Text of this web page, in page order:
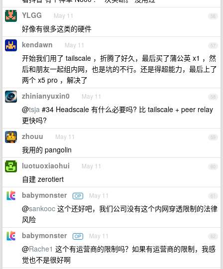
56
YLGG May 11
好像有很多这类的硬件
57
kendawn May 11
开始我们用了 tailscale ，折腾了好久，最后买了蒲公英 x1 ，然
后和朋友一起组内网，也是坑的不行。还是得超能力，最后上了
两个 x5 pro ，解决了
58
zhinianyuxin0 May 11
@tsja #34 Headscale 有什么必要吗? 比 tailscale + peer relay
更快吗?
59
zhouu May 11
我用的 pangolin
60
luotuoxiaohui May 11
自建 zerotiert
61
babymonster OP May 11
@sankooc 这个还好吧，我们公司没有这个内网穿透限制的法律
风险
62
babymonster OP May 11
@Rache1 这个有运营商的限制吗？如果有运营商的限制，我感
觉也不是很好啊